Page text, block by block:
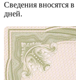
Сведения
дней.